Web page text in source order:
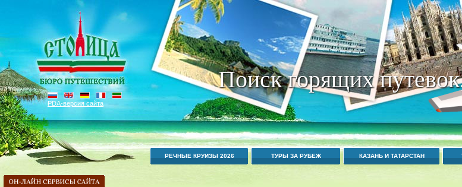
Поиск горящих
PDA-версия сайта
РЕЧНЫЕ КРУИЗЫ 2026 ТУРЫ ЗА РУБЕЖ КАЗАНЬ И ТАТАРСТАН